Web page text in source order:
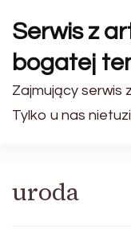
Serwis z
bogatej
Zajmujący serwis
Tylko u nas
uroda